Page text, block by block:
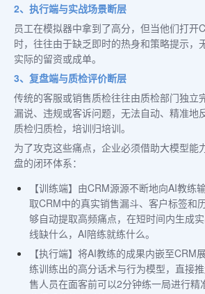
2、执行端与实战场景断层
员工在模拟器中拿到了高分，但当他们打开
时，往往由于缺乏即时的热身和策略提示，
实际的留资或成单。
3、复盘端与质检评价断层
传统的客服或销售质检往往由质检部门独立
漏说、违规或客诉问题，无法自动、精准地
质检归质检，培训归培训。
为了攻克这些痛点，企业必须借助大模型能
盘的闭环体系：
【训练端】由CRM源源不断地向AI教练
取CRM中的真实销售漏斗、客户标签和
够自动提取高频痛点，在短时间内生成
线缺什么，AI陪练就练什么。
【执行端】将AI教练的成果内嵌至CRM
练训练出的高分话术与行为模型，直接
售人员在面客前可以2分钟练一局进行精